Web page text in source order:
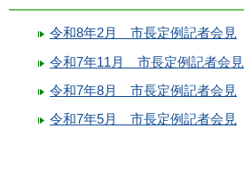
令和8年2月 市長定例記者会見
令和7年11月 市長定例記者会見
令和7年8月 市長定例記者会見
令和7年5月 市長定例記者会見